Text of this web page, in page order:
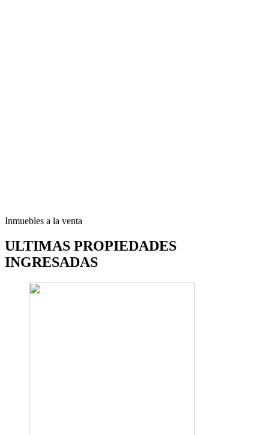
Inmuebles a la venta
ULTIMAS PROPIEDADES
INGRESADAS